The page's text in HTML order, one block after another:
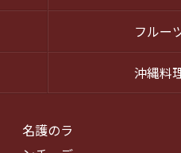
フルー
沖縄料
名護のラ